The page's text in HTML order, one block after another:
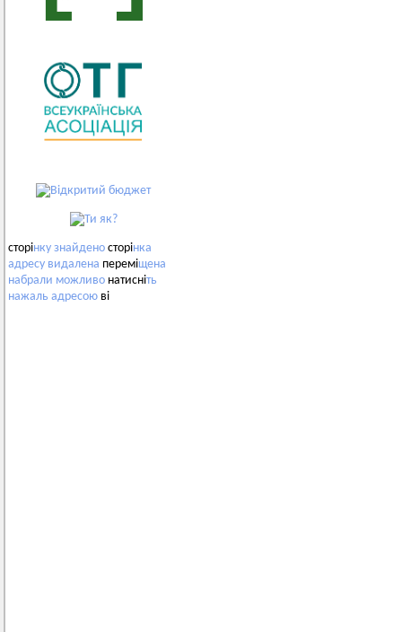
сторінку знайдено сторінка
адресу видалена переміщена
набрали можливо натисніть
нажаль адресою ві